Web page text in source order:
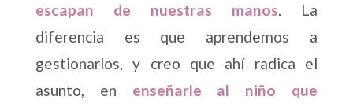
escapan de nuestras manos. La
diferencia es que aprendemos a
gestionarlos, y creo que ahí radica el
asunto, en enseñarle al niño que